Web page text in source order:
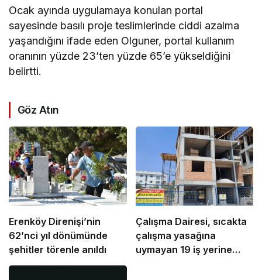
Ocak ayında uygulamaya konulan portal
sayesinde basılı proje teslimlerinde ciddi azalma
yaşandığını ifade eden Olguner, portal kullanım
oranının yüzde 23’ten yüzde 65’e yükseldiğini
belirtti.
Göz Atın
Erenköy Direnişi’nin
62’nci yıl dönümünde
şehitler törenle anıldı
Çalışma Dairesi, sıcakta
çalışma yasağına
uymayan 19 iş yerine